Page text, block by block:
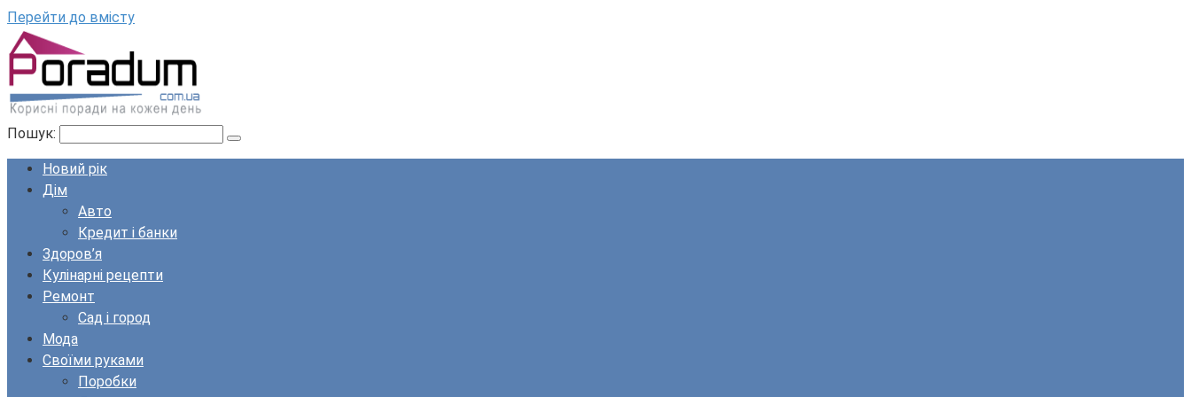
Перейти до вмісту
Пошук:
Новий рік
Дім
Авто
Кредит і банки
Здоров’я
Кулінарні рецепти
Ремонт
Сад і город
Мода
Своїми руками
Поробки